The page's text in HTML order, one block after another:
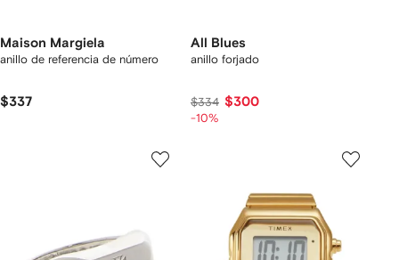
Maison Margiela
anillo de referencia de número
$337
All Blues
anillo forjado
$334 $300
-10%